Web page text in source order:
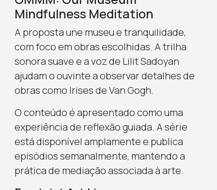
Mindfulness Meditation
A proposta une museu e tranquilidade,
com foco em obras escolhidas. A trilha
sonora suave e a voz de Lilit Sadoyan
ajudam o ouvinte a observar detalhes de
obras como Irises de Van Gogh.
O conteúdo é apresentado como uma
experiência de reflexão guiada. A série
está disponível amplamente e publica
episódios semanalmente, mantendo a
prática de mediação associada à arte.